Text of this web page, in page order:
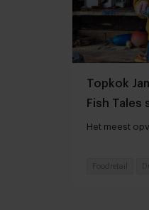
Topkok
Fish Tales
Het meest
Foodretail